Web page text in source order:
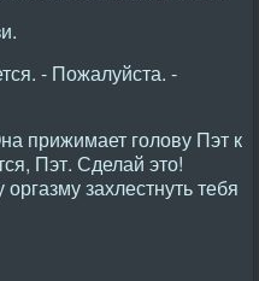
- Пожалуйста. -
прижимает голову Пэт к
Пэт. Сделай это!
захлестнуть тебя